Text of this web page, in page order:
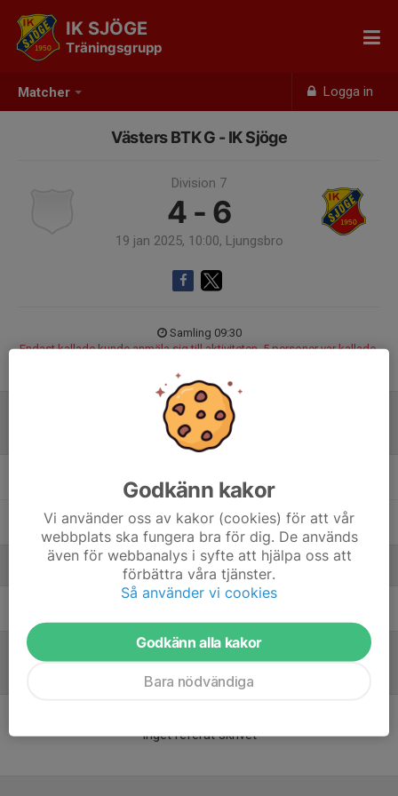
Matcher Logga in
IK SJÖGE
Träningsgrupp
Västers BTK G - IK Sjöge
Division 7
4 - 6
19 jan 2025, 10:00, Ljungsbro
Samling 09:30
Endast kallade kunde anmäla sig till aktiviteten. 5 personer var kallade.
Mikael Sonesson
Inget referat skrivet
Godkänn kakor
Vi använder oss av kakor (cookies) för att vår
webbplats ska fungera bra för dig. De används
även för webbanalys i syfte att hjälpa oss att
förbättra våra tjänster.
Så använder vi cookies
Godkänn alla kakor
Bara nödvändiga